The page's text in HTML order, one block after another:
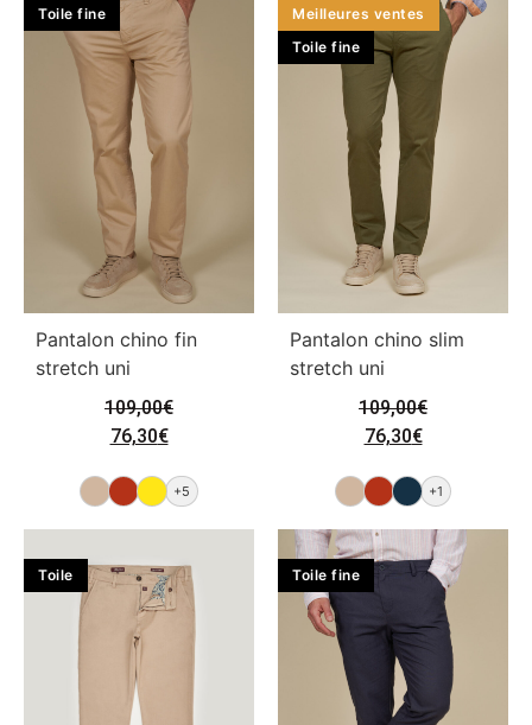
Toile fine
Pantalon chino fin
stretch uni
109,00€
76,30€
+5
Meilleures ventes
Toile fine
Pantalon chino slim
stretch uni
109,00€
76,30€
+1
Toile Toile fine